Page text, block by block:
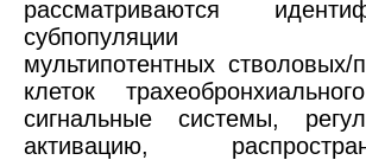
рассматриваются
субпопуляции
мультипотентных стволовых/
клеток
сигнальные системы,
активацию,